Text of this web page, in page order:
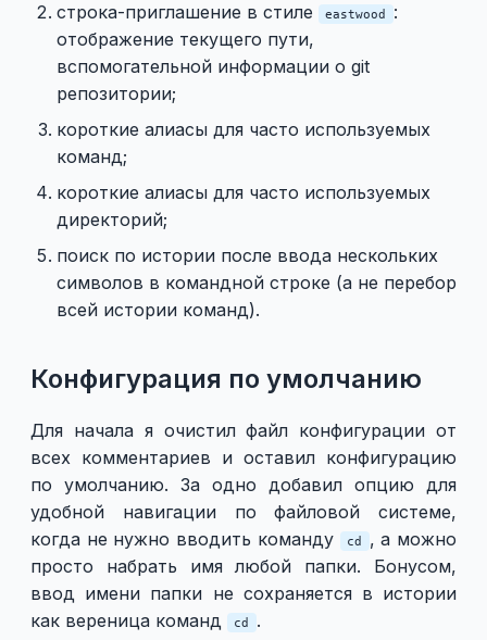
строка-приглашение в стиле
eastwood
:
отображение текущего пути,
вспомогательной информации о git
репозитории;
короткие алиасы для часто используемых
команд;
короткие алиасы для часто используемых
директорий;
поиск по истории после ввода нескольких
символов в командной строке (а не перебор
всей истории команд).
Конфигурация по умолчанию
Для начала я очистил файл конфигурации от
всех комментариев и оставил конфигурацию
по умолчанию. За одно добавил опцию для
удобной навигации по файловой системе,
когда не нужно вводить команду
cd
, а можно
просто набрать имя любой папки. Бонусом,
ввод имени папки не сохраняется в истории
как вереница команд
cd .